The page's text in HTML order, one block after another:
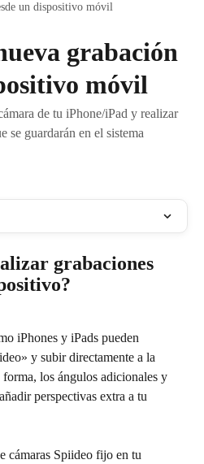
un dispositivo móvil
grabación
móvil
de tu iPhone/iPad y realizar
se guardarán en el sistema
grabaciones
iPhones y iPads pueden
y subir directamente a la
los ángulos adicionales y
perspectivas extra a tu
cámaras Spiideo fijo en tu